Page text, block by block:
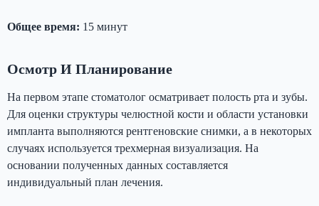
Общее время: 15 минут
Осмотр И Планирование
На первом этапе стоматолог осматривает полость рта и зубы.
Для оценки структуры челюстной кости и области установки
импланта выполняются рентгеновские снимки, а в некоторых
случаях используется трехмерная визуализация. На
основании полученных данных составляется
индивидуальный план лечения.